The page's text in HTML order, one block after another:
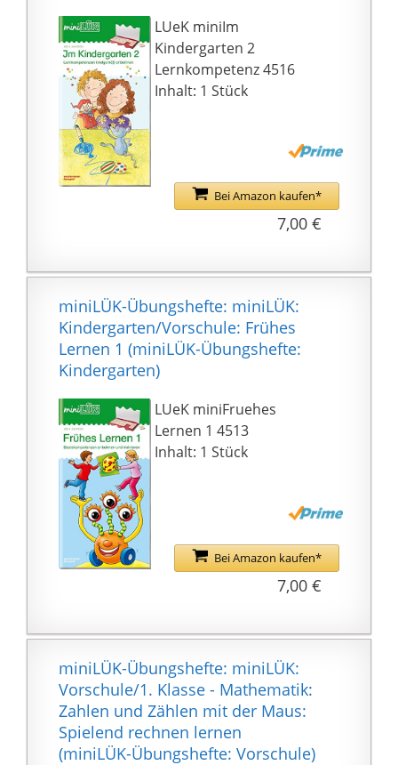
LUeK miniIm
Kindergarten 2
Lernkompetenz 4516
Inhalt: 1 Stück
Bei Amazon kaufen*
7,00 €
miniLÜK-Übungshefte: miniLÜK:
Kindergarten/Vorschule: Frühes
Lernen 1 (miniLÜK-Übungshefte:
Kindergarten)
LUeK miniFruehes
Lernen 1 4513
Inhalt: 1 Stück
Bei Amazon kaufen*
7,00 €
miniLÜK-Übungshefte: miniLÜK:
Vorschule/1. Klasse - Mathematik:
Zahlen und Zählen mit der Maus:
Spielend rechnen lernen
(miniLÜK-Übungshefte: Vorschule)